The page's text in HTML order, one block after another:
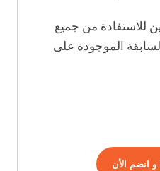
للاستفادة من جميع
الموجودة على
انضم الأن